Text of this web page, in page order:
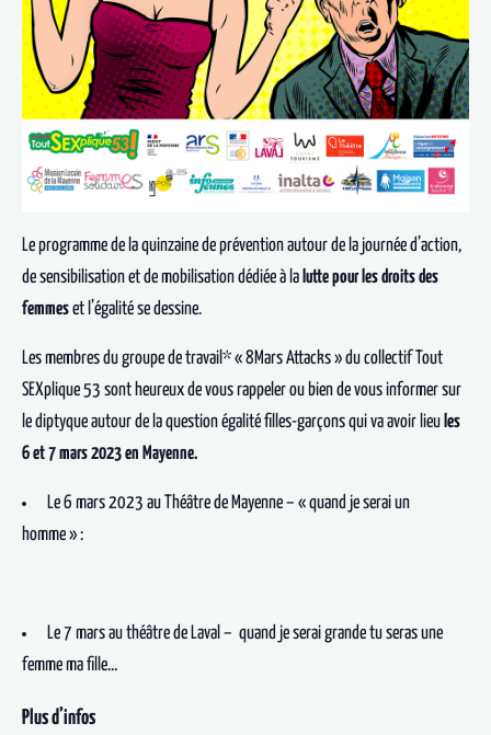
Le programme de la quinzaine de prévention autour de la journée d’action,
de sensibilisation et de mobilisation dédiée à la lutte pour les droits des
femmeset l’égalité se dessine.
Les membres du groupe de travail* « 8Mars Attacks » du collectif Tout
SEXplique 53 sont heureux de vous rappeler ou bien de vous informer sur
le diptyque autour de la question égalité filles-garçons qui va avoir lieu les
6 et 7 mars 2023 en Mayenne.
Le 6 mars 2023 au Théâtre de Mayenne – « quand je serai un
homme » :
Le 7 mars au théâtre de Laval – quand je serai grande tu seras une
femme ma fille…
Plus d’infos